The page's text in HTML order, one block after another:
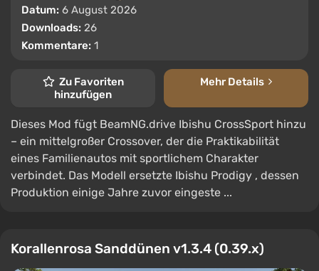
Datum: 6 August 2026
Downloads: 26
Kommentare: 1
Zu Favoriten
hinzufügen
Mehr Details
Dieses Mod fügt BeamNG.drive Ibishu CrossSport hinzu
– ein mittelgroßer Crossover, der die Praktikabilität
eines Familienautos mit sportlichem Charakter
verbindet. Das Modell ersetzte Ibishu Prodigy , dessen
Produktion einige Jahre zuvor eingeste ...
Korallenrosa Sanddünen v1.3.4 (0.39.x)